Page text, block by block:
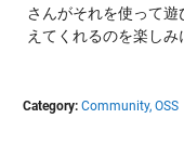
さんがそれを使って
えてくれるのを楽しみ
Category: Community, OSS